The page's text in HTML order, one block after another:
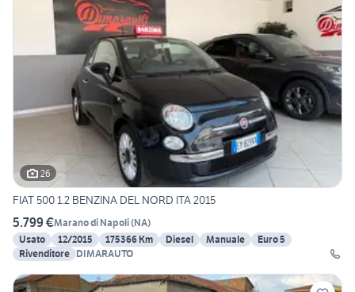
26
FIAT 500 1.2 BENZINA DEL NORD ITA 2015
5.799 €Marano di Napoli(NA)
Usato
12/2015 175366 Km Diesel Manuale
Euro 5
Rivenditore DIMARAUTO